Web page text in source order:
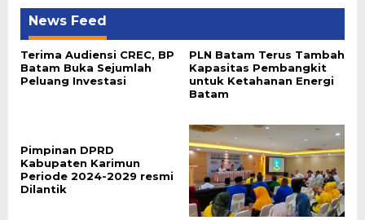
News Feed
Terima Audiensi CREC, BP
Batam Buka Sejumlah
Peluang Investasi
PLN Batam Terus Tambah
Kapasitas Pembangkit
untuk Ketahanan Energi
Batam
Pimpinan DPRD
Kabupaten Karimun
Periode 2024-2029 resmi
Dilantik